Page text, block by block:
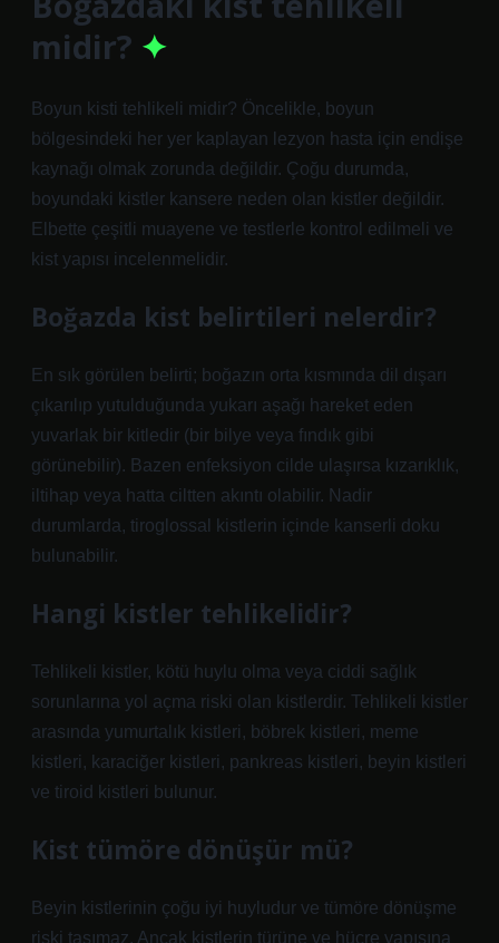
midir?
Boyun kisti tehlikeli midir? Öncelikle, boyun
bölgesindeki her yer kaplayan lezyon hasta için endişe
kaynağı olmak zorunda değildir. Çoğu durumda,
boyundaki kistler kansere neden olan kistler değildir.
Elbette çeşitli muayene ve testlerle kontrol edilmeli ve
kist yapısı incelenmelidir.
Boğazda kist belirtileri nelerdir?
En sık görülen belirti; boğazın orta kısmında dil dışarı
çıkarılıp yutulduğunda yukarı aşağı hareket eden
yuvarlak bir kitledir (bir bilye veya fındık gibi
görünebilir). Bazen enfeksiyon cilde ulaşırsa kızarıklık,
iltihap veya hatta ciltten akıntı olabilir. Nadir
durumlarda, tiroglossal kistlerin içinde kanserli doku
bulunabilir.
Hangi kistler tehlikelidir?
Tehlikeli kistler, kötü huylu olma veya ciddi sağlık
sorunlarına yol açma riski olan kistlerdir. Tehlikeli kistler
arasında yumurtalık kistleri, böbrek kistleri, meme
kistleri, karaciğer kistleri, pankreas kistleri, beyin kistleri
ve tiroid kistleri bulunur.
Kist tümöre dönüşür mü?
Beyin kistlerinin çoğu iyi huyludur ve tümöre dönüşme
riski taşımaz. Ancak kistlerin türüne ve hücre yapısına